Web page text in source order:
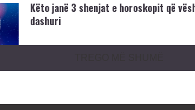
Këto janë 3 shenjat e horoskopit që
dashuri